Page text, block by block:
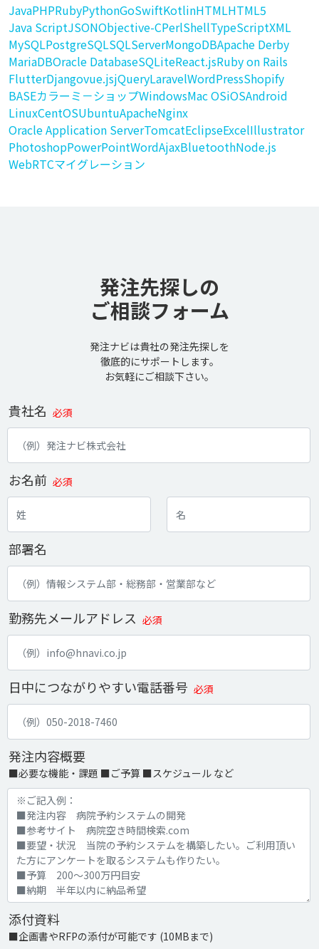
JavaPHPRubyPythonGoSwiftKotlinHTMLHTML5
Java ScriptJSONObjective-CPerlShellTypeScriptXML
MySQLPostgreSQLSQLServerMongoDBApache Derby
MariaDBOracle DatabaseSQLiteReact.jsRuby on Rails
FlutterDjangovue.jsjQueryLaravelWordPressShopify
BASEカラーミ－ショップWindowsMac OSiOSAndroid
LinuxCentOSUbuntuApacheNginx
Oracle Application ServerTomcatEclipseExcelIllustrator
PhotoshopPowerPointWordAjaxBluetoothNode.js
WebRTCマイグレーション
発注先探しの
ご相談フォーム
発注ナビは貴社の発注先探しを
徹底的にサポートします。
お気軽にご相談下さい。
貴社名 必須
お名前 必須
部署名
勤務先メールアドレス 必須
日中につながりやすい電話番号 必須
発注内容概要
■必要な機能・課題 ■ご予算 ■スケジュール など
添付資料
■企画書やRFPの添付が可能です (10MBまで)